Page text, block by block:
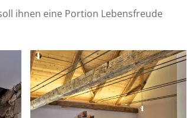
ihnen eine Portion Lebensfreude